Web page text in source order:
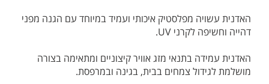
האדנית עשויה מפלסטיק איכותי ועמיד במיוחד עם הגנה מפני
דהייה וחשיפה לקרני UV.
האדנית עמידה בתנאי מזג אוויר קיצוניים ומתאימה בצורה
מושלמת לגידול צמחים בבית, בגינה ובמרפסת.